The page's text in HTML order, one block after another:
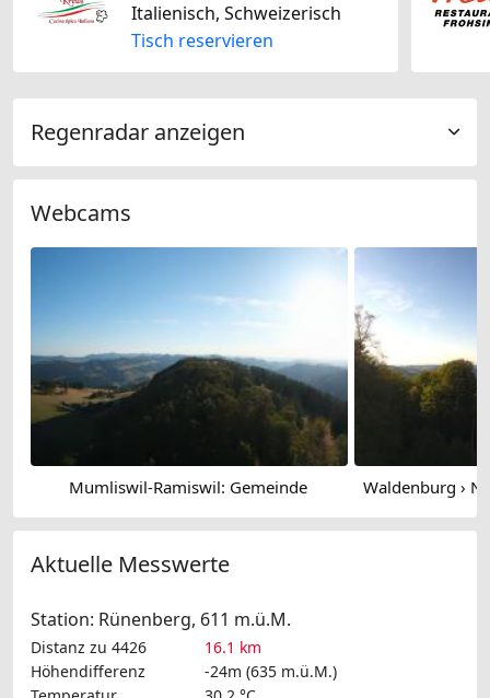
Italienisch, Schweizerisch
Tisch reservieren
Regenradar anzeigen
Webcams
Mumliswil-Ramiswil: Gemeinde
Aktuelle Messwerte
Station: Rünenberg, 611 m.ü.M.
Distanz zu 4426
16.1 km
Höhendifferenz
-24m (635 m.ü.M.)